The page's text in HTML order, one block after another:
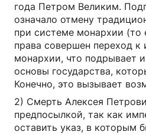
года Петром Великим.
означало отмену
при системе монархии (то
права совершен переход к
монархии, что подрывает
основы государства,
Конечно, это вызывает
2) Смерть Алексея
предпосылкой, так как
оставить указ, в которым